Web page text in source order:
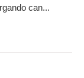
can...